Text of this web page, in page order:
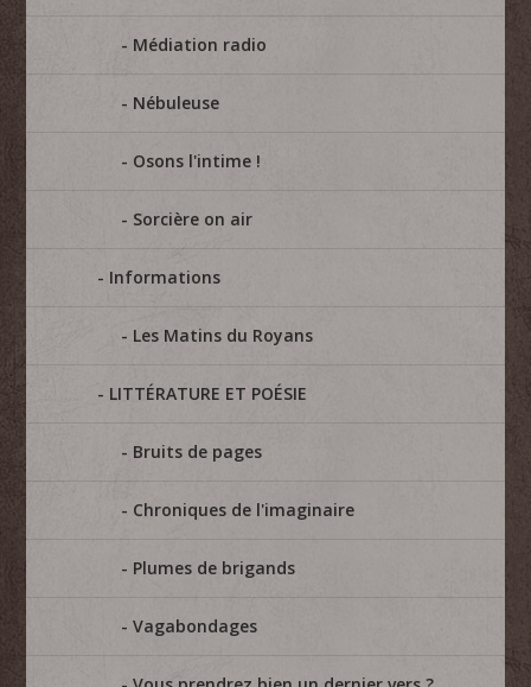
Médiation radio
Nébuleuse
Osons l'intime !
Sorcière on air
Informations
Les Matins du Royans
LITTÉRATURE ET POÉSIE
Bruits de pages
Chroniques de l'imaginaire
Plumes de brigands
Vagabondages